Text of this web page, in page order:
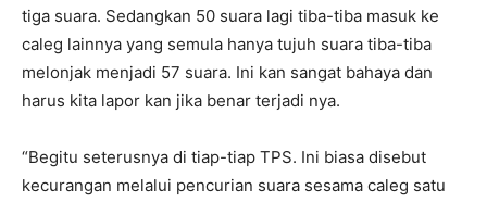
tiga suara. Sedangkan 50 suara lagi tiba-tiba masuk ke
caleg lainnya yang semula hanya tujuh suara tiba-tiba
melonjak menjadi 57 suara. Ini kan sangat bahaya dan
harus kita lapor kan jika benar terjadi nya.
“Begitu seterusnya di tiap-tiap TPS. Ini biasa disebut
kecurangan melalui pencurian suara sesama caleg satu